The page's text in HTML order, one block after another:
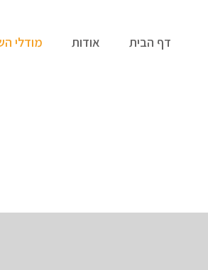
דף הבית אודות מודלי